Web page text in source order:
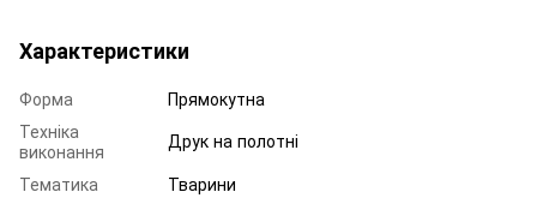
Характеристики
Форма
Прямокутна
Техніка
виконання
Друк на полотні
Тематика
Тварини